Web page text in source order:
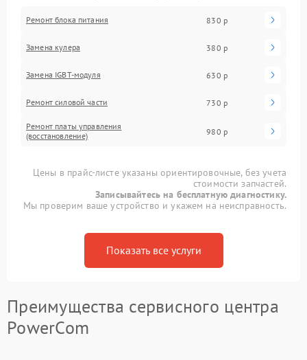
Ремонт блока питания 830 р
Замена кулера 380 р
Замена IGBT-модуля 630 р
Ремонт силовой части 730 р
Ремонт платы управления
(восстановление)
980 р
Цены в прайс-листе указаны ориентировочные, без учета
стоимости запчастей.
Записывайтесь на бесплатную диагностику.
Мы проверим ваше устройство и укажем на неисправность.
Показать все услуги
Преимущества сервисного центра
PowerCom